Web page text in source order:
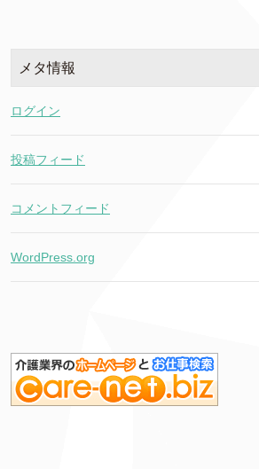
メタ情報
ログイン
投稿フィード
コメントフィード
WordPress.org